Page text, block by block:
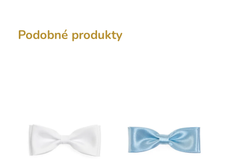
Podobné produkty